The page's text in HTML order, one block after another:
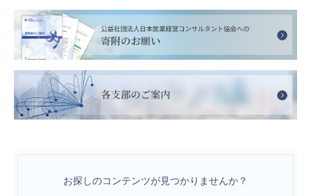
お探しのコンテンツが見つかりませんか？